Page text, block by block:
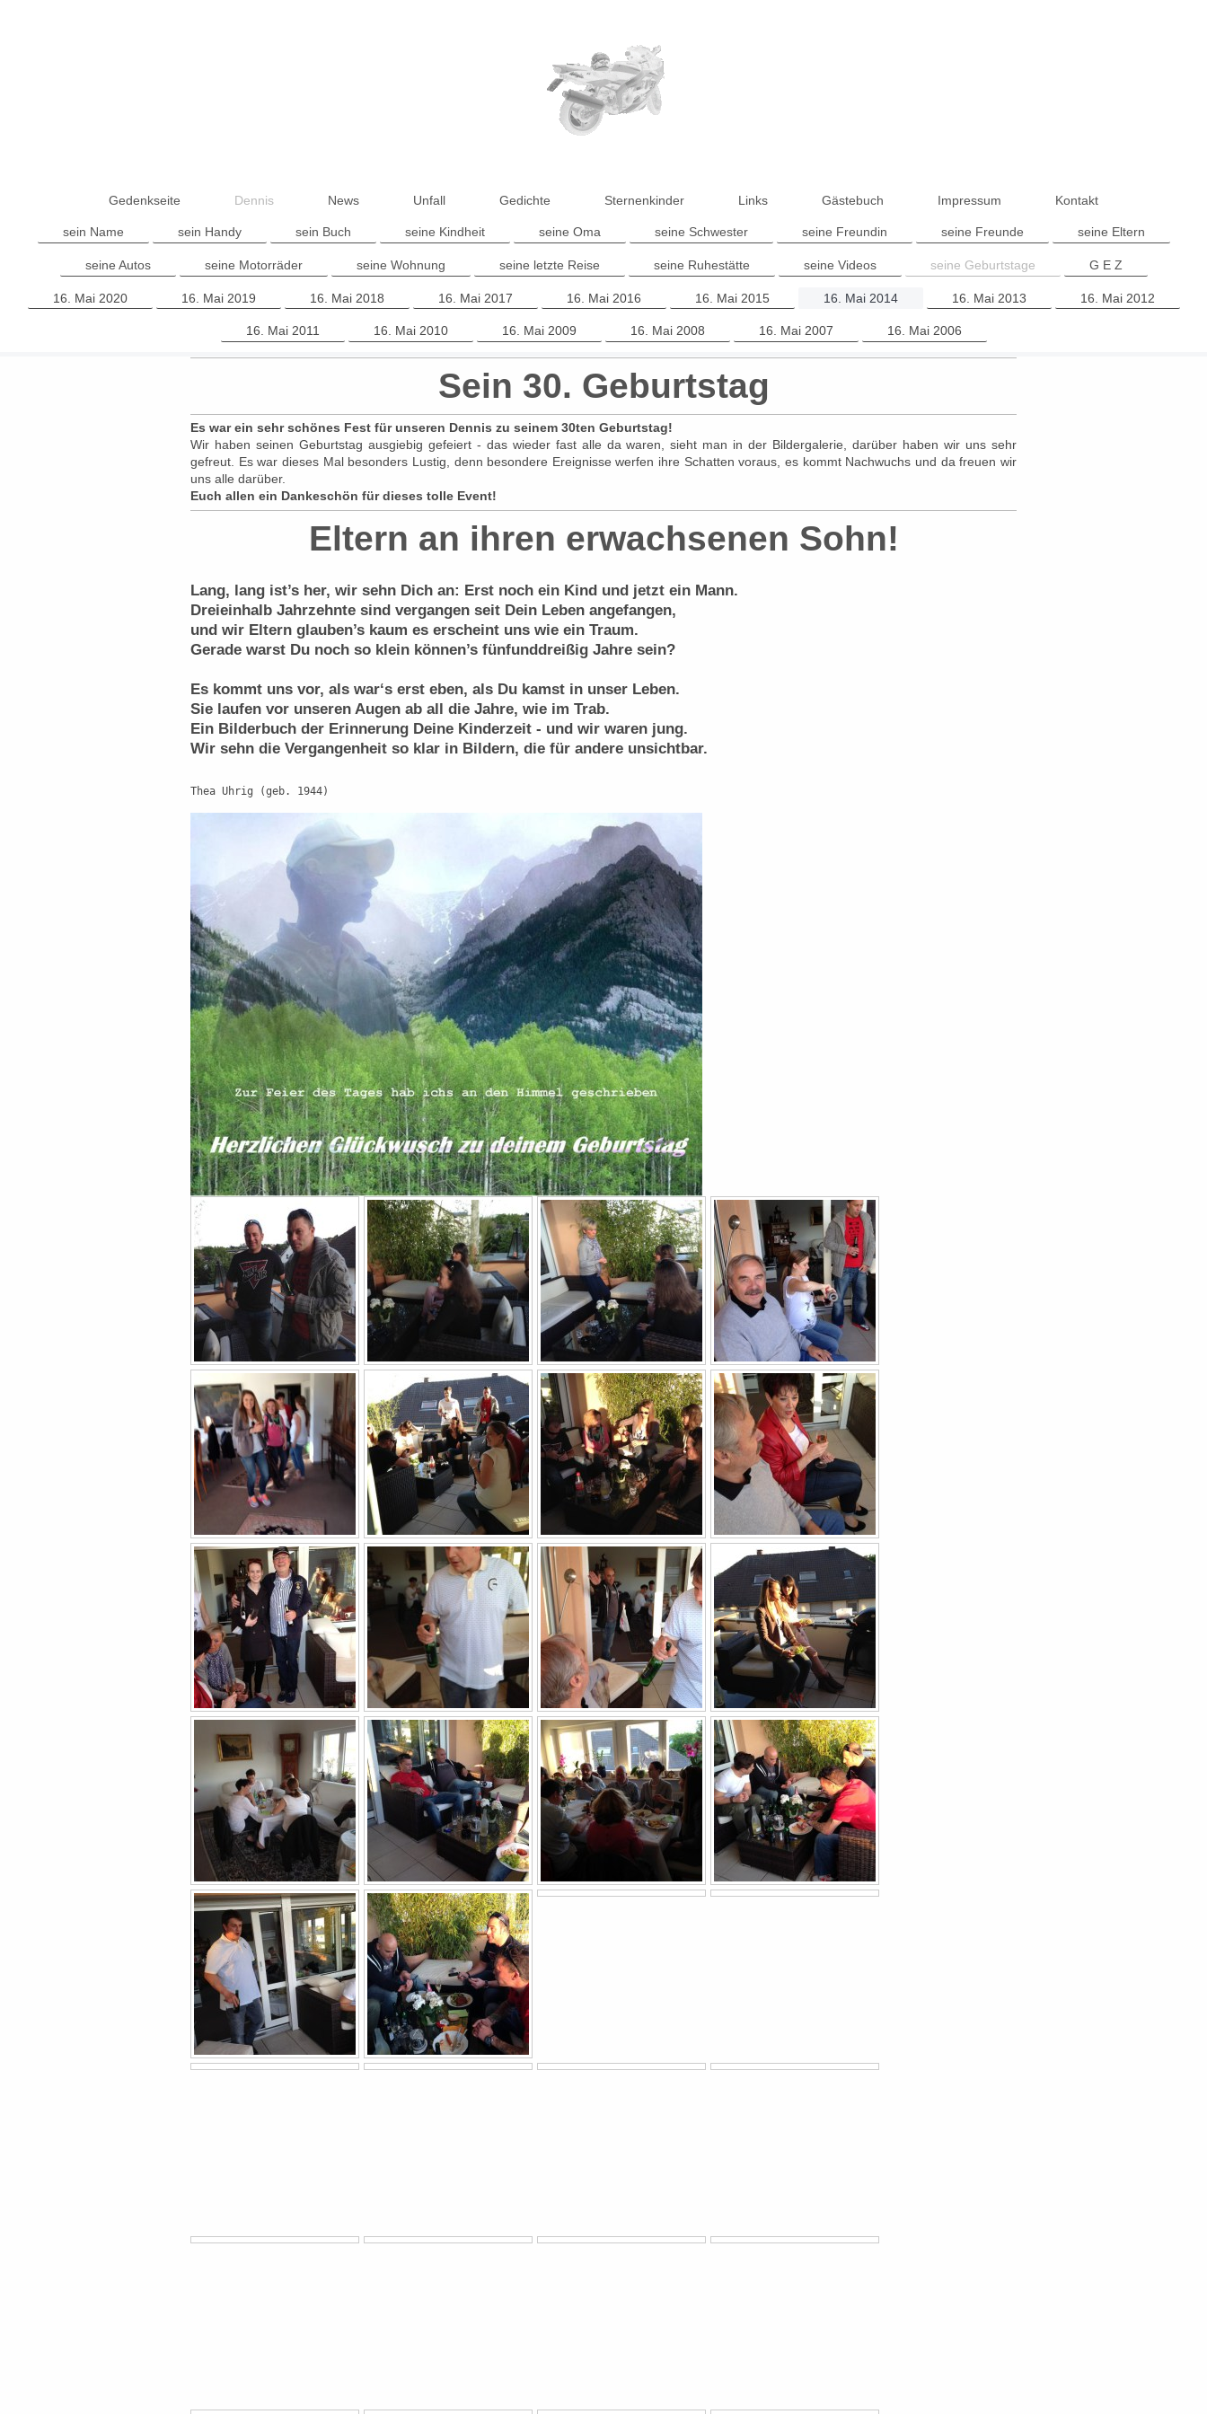
Gedenkseite Dennis News Unfall Gedichte Sternenkinder Links Gästebuch Impressum Kontakt
sein Name sein Handy sein Buch seine Kindheit seine Oma seine Schwester seine Freundin seine Freunde seine Eltern
seine Autos seine Motorräder seine Wohnung seine letzte Reise seine Ruhestätte seine Videos seine Geburtstage G E Z
16. Mai 2020 16. Mai 2019 16. Mai 2018 16. Mai 2017 16. Mai 2016 16. Mai 2015 16. Mai 2014 16. Mai 2013 16. Mai 2012
16. Mai 2011 16. Mai 2010 16. Mai 2009 16. Mai 2008 16. Mai 2007 16. Mai 2006
Sein 30. Geburtstag
Es war ein sehr schönes Fest für unseren Dennis zu seinem 30ten Geburtstag!
Wir haben seinen Geburtstag ausgiebig gefeiert - das wieder fast alle da waren, sieht man in der Bildergalerie, darüber haben wir uns sehr
gefreut. Es war dieses Mal besonders Lustig, denn besondere Ereignisse werfen ihre Schatten voraus, es kommt Nachwuchs und da freuen wir
uns alle darüber.
Euch allen ein Dankeschön für dieses tolle Event!
Eltern an ihren erwachsenen Sohn!
Lang, lang ist’s her, wir sehn Dich an: Erst noch ein Kind und jetzt ein Mann.
Dreieinhalb Jahrzehnte sind vergangen seit Dein Leben angefangen,
und wir Eltern glauben’s kaum es erscheint uns wie ein Traum.
Gerade warst Du noch so klein können’s fünfunddreißig Jahre sein?
Es kommt uns vor, als war‘s erst eben, als Du kamst in unser Leben.
Sie laufen vor unseren Augen ab all die Jahre, wie im Trab.
Ein Bilderbuch der Erinnerung Deine Kinderzeit - und wir waren jung.
Wir sehn die Vergangenheit so klar in Bildern, die für andere unsichtbar.
Thea Uhrig (geb. 1944)